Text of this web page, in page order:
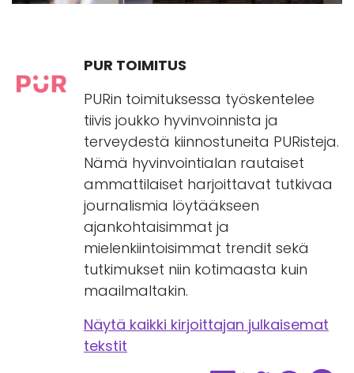
PUR TOIMITUS
PURin toimituksessa työskentelee
tiivis joukko hyvinvoinnista ja
terveydestä kiinnostuneita PURisteja.
Nämä hyvinvointialan rautaiset
ammattilaiset harjoittavat tutkivaa
journalismia löytääkseen
ajankohtaisimmat ja
mielenkiintoisimmat trendit sekä
tutkimukset niin kotimaasta kuin
maailmaltakin.
Näytä kaikki kirjoittajan julkaisemat
tekstit